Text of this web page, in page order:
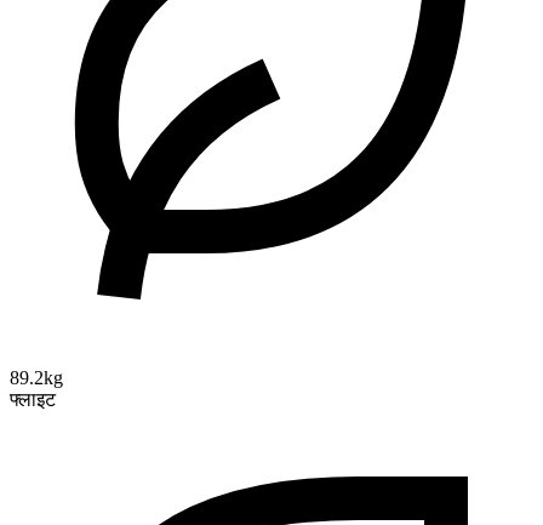
89.2kg
फ्लाइट